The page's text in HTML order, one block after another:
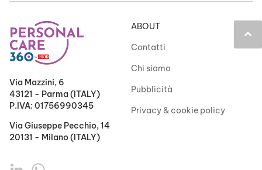
keyboard_arrow_up
Via Mazzini, 6
43121 - Parma (ITALY)
P.IVA: 01756990345
Via Giuseppe Pecchio, 14
20131 - Milano (ITALY)
ABOUT
Contatti
Chi siamo
Pubblicità
Privacy & cookie policy